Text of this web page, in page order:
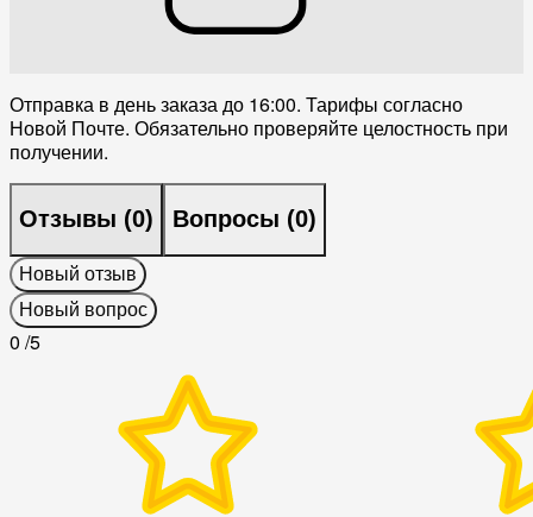
Отправка в день заказа до 16:00. Тарифы согласно
Новой Почте. Обязательно проверяйте целостность при
получении.
Отзывы (0) Вопросы (0)
Новый отзыв
Новый вопрос
0 /5